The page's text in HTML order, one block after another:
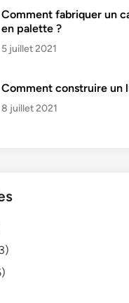
Comment fabriquer un
en palette ?
5 juillet 2021
Comment construire un
8 juillet 2021